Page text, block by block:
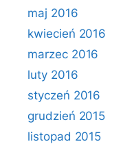
maj 2016
kwiecień 2016
marzec 2016
luty 2016
styczeń 2016
grudzień 2015
listopad 2015